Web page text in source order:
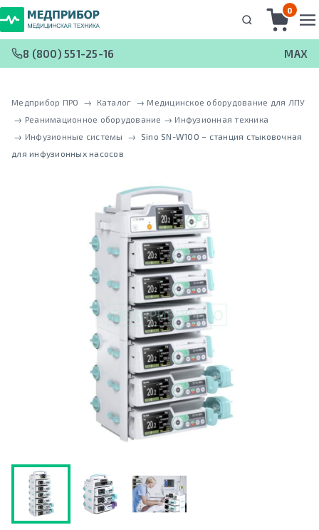
0
8 (800) 551-25-16 MAX
Медприбор ПРО → Каталог → Медицинское оборудование для ЛПУ
→ Реанимационное оборудование → Инфузионная техника
→ Инфузионные системы →
Sino SN-W100 – станция стыковочная
для инфузионных насосов